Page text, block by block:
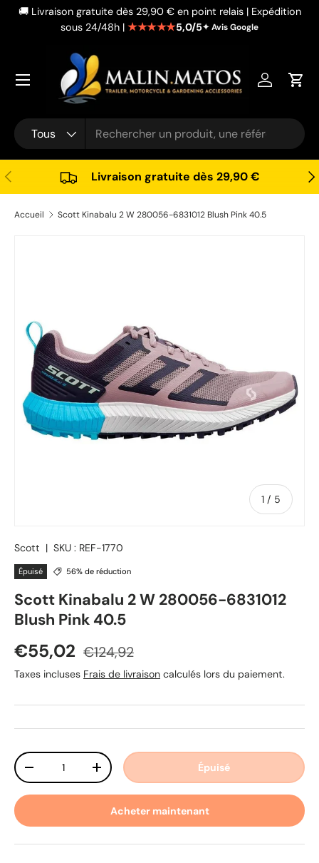
Aller au contenu
🚚 Livraison gratuite dès 29,90 € en point relais | Expédition
sous 24/48h | ★★★★★5,0/5✦ Avis Google
Recherche
Type de produit
Tous
Se
Précédent Livraison gratuite dès 29,90 €
Accueil Scott Kinabalu 2 W 280056-6831012 Blush Pink 40.5
1 / de
5
Scott | SKU : REF-1770
Épuisé 56% de réduction
Scott Kinabalu 2 W 280056-6831012
Blush Pink 40.5
Prix soldé
€55,02 Prix habituel
€124,92
Taxes incluses Frais de livraison calculés lors du paiement.
Qté
Diminuer la quantitéAugmenter la quantitéÉpuisé
Acheter maintenant